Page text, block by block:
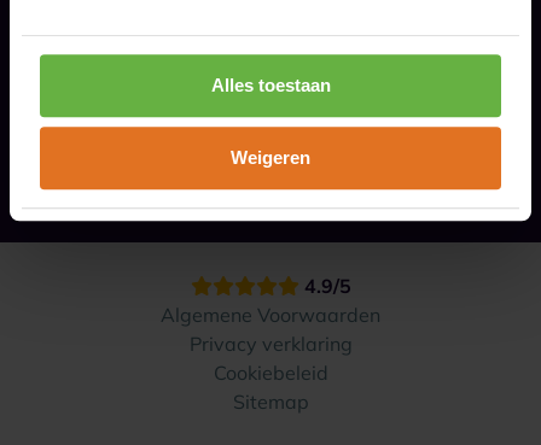
Alles toestaan
Weigeren
Onze opslaglocaties
Hoe werkt het?
4.9/5
Algemene Voorwaarden
Privacy verklaring
Cookiebeleid
Sitemap